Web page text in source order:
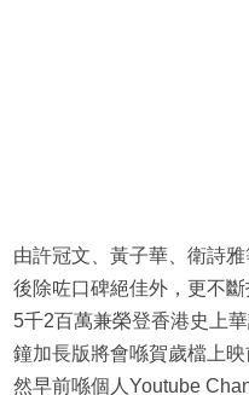
由許冠文、黃子華、衛詩
後除咗口碑絕佳外，更不
5千2百萬兼榮登香港史上
鐘加長版將會喺賀歲檔上
然早前喺個人Youtube